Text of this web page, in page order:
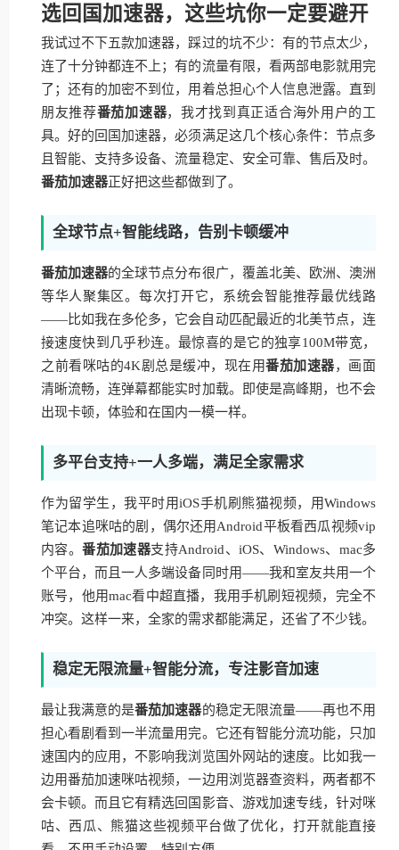
选回国加速器，这些坑你一定要避开
我试过不下五款加速器，踩过的坑不少：有的节点太少，
连了十分钟都连不上；有的流量有限，看两部电影就用完
了；还有的加密不到位，用着总担心个人信息泄露。直到
朋友推荐番茄加速器，我才找到真正适合海外用户的工
具。好的回国加速器，必须满足这几个核心条件：节点多
且智能、支持多设备、流量稳定、安全可靠、售后及时。
番茄加速器正好把这些都做到了。
全球节点+智能线路，告别卡顿缓冲
番茄加速器的全球节点分布很广，覆盖北美、欧洲、澳洲
等华人聚集区。每次打开它，系统会智能推荐最优线路
——比如我在多伦多，它会自动匹配最近的北美节点，连
接速度快到几乎秒连。最惊喜的是它的独享100M带宽，
之前看咪咕的4K剧总是缓冲，现在用番茄加速器，画面
清晰流畅，连弹幕都能实时加载。即使是高峰期，也不会
出现卡顿，体验和在国内一模一样。
多平台支持+一人多端，满足全家需求
作为留学生，我平时用iOS手机刷熊猫视频，用Windows
笔记本追咪咕的剧，偶尔还用Android平板看西瓜视频vip
内容。番茄加速器支持Android、iOS、Windows、mac多
个平台，而且一人多端设备同时用——我和室友共用一个
账号，他用mac看中超直播，我用手机刷短视频，完全不
冲突。这样一来，全家的需求都能满足，还省了不少钱。
稳定无限流量+智能分流，专注影音加速
最让我满意的是番茄加速器的稳定无限流量——再也不用
担心看剧看到一半流量用完。它还有智能分流功能，只加
速国内的应用，不影响我浏览国外网站的速度。比如我一
边用番茄加速咪咕视频，一边用浏览器查资料，两者都不
会卡顿。而且它有精选回国影音、游戏加速专线，针对咪
咕、西瓜、熊猫这些视频平台做了优化，打开就能直接